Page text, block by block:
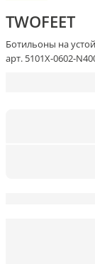
TWOFEET
Ботильоны на
арт. 5101X-0602-